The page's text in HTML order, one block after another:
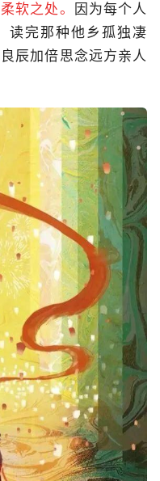
软之处。
因为每个人
读完那种他乡孤独凄
辰加倍思念远方亲人